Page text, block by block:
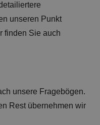
unseren Punkt
finden Sie auch
unsere Fragebögen.
Rest übernehmen wir